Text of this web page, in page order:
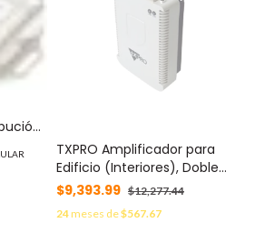
TXPRO Amplificador para
Edificio (Interiores), Doble
Banda para Celular, 824 -
894 / 1850 - 1990 MHz, 65 dB.
MOD: TX-0819
$9,393.99 $12,277.44
24meses de$567.67